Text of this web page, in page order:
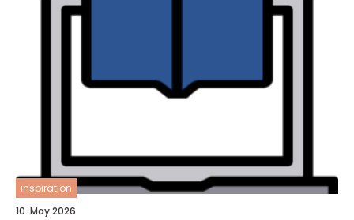
inspiration
10. May 2026